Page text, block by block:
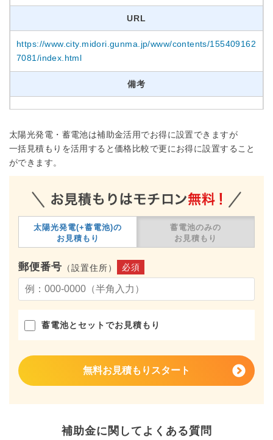
URL
https://www.city.midori.gunma.jp/www/contents/155409162
7081/index.html
備考
太陽光発電・蓄電池は補助金活用でお得に設置できますが
一括見積もりを活用すると価格比較で更にお得に設置すること
ができます。
太陽光発電(+蓄電池)の
お見積もり
蓄電池のみの
お見積もり
郵便番号 （設置住所） 必須
蓄電池とセットでお見積もり
無料お見積もりスタート
補助金に関してよくある質問